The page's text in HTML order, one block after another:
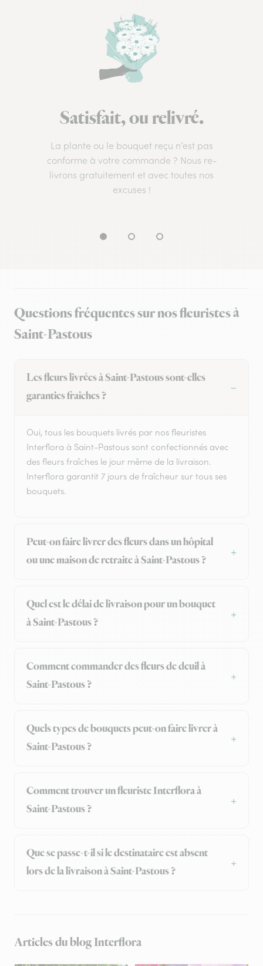
Satisfait, ou relivré.
La plante ou le bouquet reçu n’est pas
conforme à votre commande ? Nous re-
livrons gratuitement et avec toutes nos
excuses !
Questions fréquentes sur nos fleuristes à
Saint-Pastous
Les fleurs livrées à Saint-Pastous sont-elles
garanties fraîches ?
Oui, tous les bouquets livrés par nos fleuristes
Interflora à Saint-Pastous sont confectionnés avec
des fleurs fraîches le jour même de la livraison.
Interflora garantit 7 jours de fraîcheur sur tous ses
bouquets.
Peut-on faire livrer des fleurs dans un hôpital
ou une maison de retraite à Saint-Pastous ?
Quel est le délai de livraison pour un bouquet
à Saint-Pastous ?
Comment commander des fleurs de deuil à
Saint-Pastous ?
Quels types de bouquets peut-on faire livrer à
Saint-Pastous ?
Comment trouver un fleuriste Interflora à
Saint-Pastous ?
Que se passe-t-il si le destinataire est absent
lors de la livraison à Saint-Pastous ?
Articles du blog Interflora